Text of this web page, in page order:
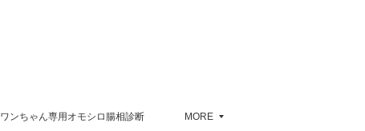
ワンちゃん専用オモシロ腸相診断 MORE